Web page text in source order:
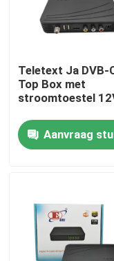
Fabrieksreis
Kwaliteitscontrole
Contacteer ons
Televisie
De
Teletext Ja DVB-
Top Box met
stroomtoestel
Aanvraag